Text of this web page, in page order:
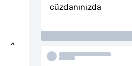
cüzdanınızda